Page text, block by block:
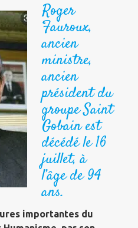
Roger
Fauroux,
ancien
ministre,
ancien
président du
groupe Saint
Gobain est
décédé le 16
juillet, à
l’âge de 94
ans.
importantes du